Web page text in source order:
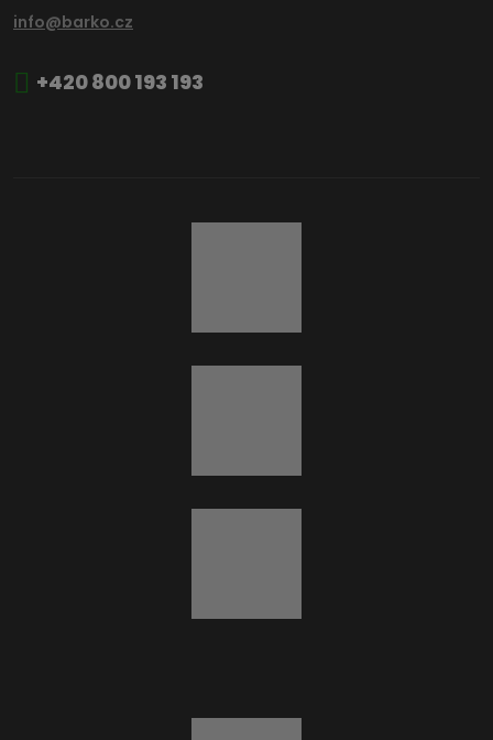
info@barko.cz
+420 800 193 193